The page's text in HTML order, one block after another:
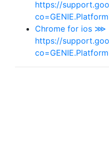
https://
Chrome for ios ⋙
https://